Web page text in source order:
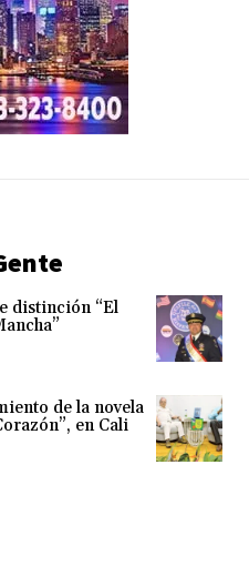
distinción “El
de la novela
en Cali